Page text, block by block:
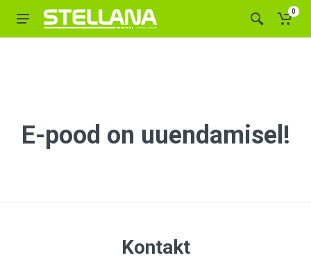
0
E-pood on uuendamisel!
Kontakt